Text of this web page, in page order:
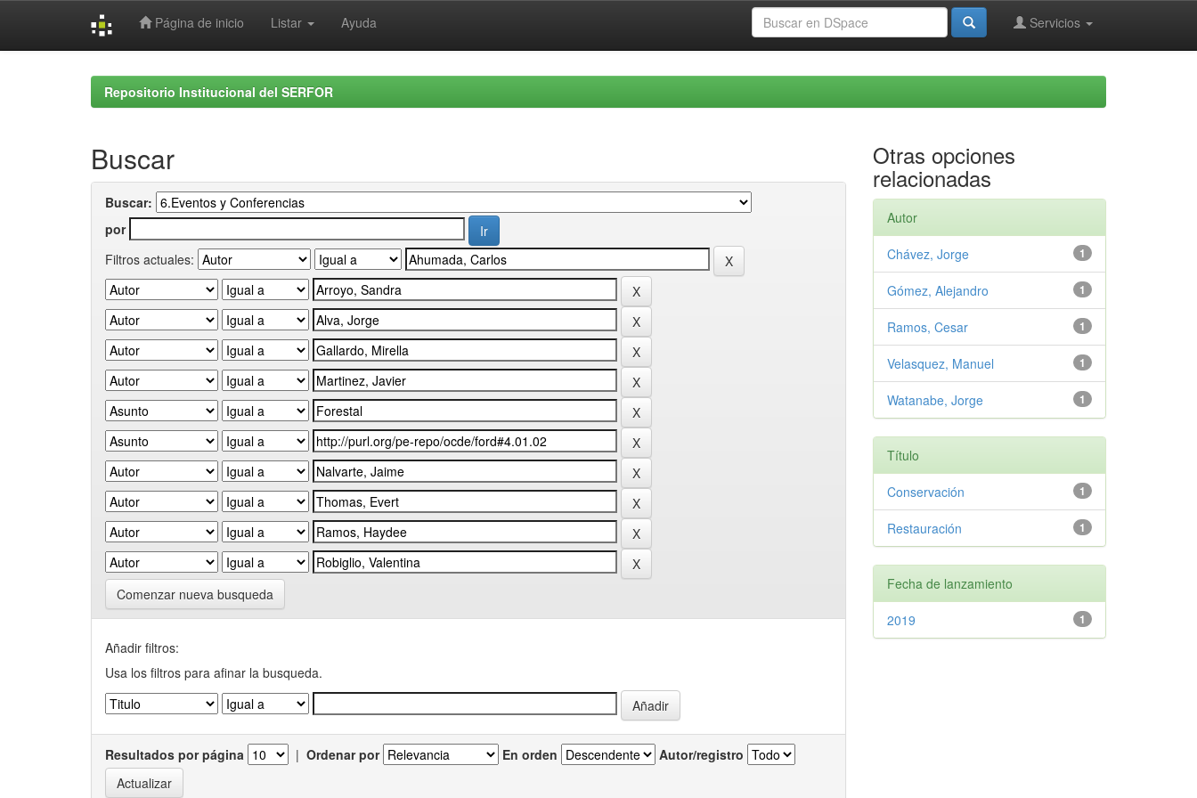
Página de inicio Listar Ayuda Servicios
Repositorio Institucional del SERFOR
Buscar
Buscar:
por
Filtros actuales:
Comenzar nueva busqueda
Añadir filtros:
Usa los filtros para afinar la busqueda.
Resultados por página | Ordenar por En orden Autor/registro
Otras opciones
relacionadas
Autor
1
Chávez, Jorge
1
Gómez, Alejandro
1
Ramos, Cesar
1
Velasquez, Manuel
1
Watanabe, Jorge
Título
1
Conservación
1
Restauración
Fecha de lanzamiento
1
2019